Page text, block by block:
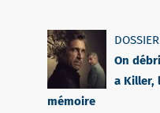
On
a Killer,
mémoire